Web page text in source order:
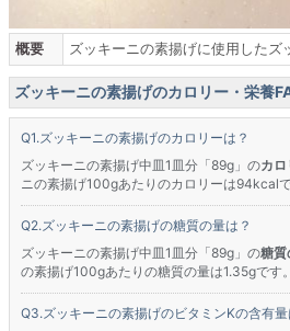
概要 ズッキーニの素揚げに使用したズ
ズッキーニの素揚げのカロリー・栄養
ズッキーニの素揚げのカロリーは？
ズッキーニの素揚げ中皿1皿分「89g」のカ
ニの素揚げ100gあたりのカロリーは94kcalで
ズッキーニの素揚げの糖質の量は？
ズッキーニの素揚げ中皿1皿分「89g」の糖
の素揚げ100gあたりの糖質の量は1.35gです。
ズッキーニの素揚げのビタミンKの含有